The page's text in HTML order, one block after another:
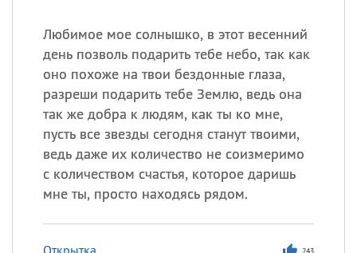
Любимое мое солнышко, в этот весенний
день позволь подарить тебе небо, так как
оно похоже на твои бездонные глаза,
разреши подарить тебе Землю, ведь она
так же добра к людям, как ты ко мне,
пусть все звезды сегодня станут твоими,
ведь даже их количество не соизмеримо
с количеством счастья, которое даришь
мне ты, просто находясь рядом.
Открытка